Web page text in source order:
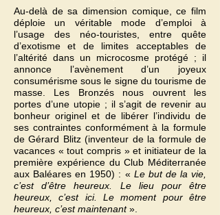
Au-delà de sa dimension comique, ce film
déploie un véritable mode d’emploi à
l’usage des néo-touristes, entre quête
d’exotisme et de limites acceptables de
l’altérité dans un microcosme protégé ; il
annonce l’avènement d’un joyeux
consumérisme sous le signe du tourisme de
masse. Les Bronzés nous ouvrent les
portes d’une utopie ; il s’agit de revenir au
bonheur originel et de libérer l’individu de
ses contraintes conformément à la formule
de Gérard Blitz (inventeur de la formule de
vacances « tout compris » et initiateur de la
première expérience du Club Méditerranée
aux Baléares en 1950) : « Le but de la vie,
c’est d’être heureux. Le lieu pour être
heureux, c’est ici. Le moment pour être
heureux, c’est maintenant».